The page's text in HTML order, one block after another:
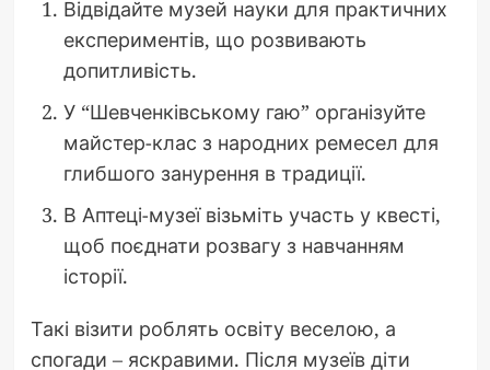
Відвідайте музей науки для практичних
експериментів, що розвивають
допитливість.
У “Шевченківському гаю” організуйте
майстер-клас з народних ремесел для
глибшого занурення в традиції.
В Аптеці-музеї візьміть участь у квесті,
щоб поєднати розвагу з навчанням
історії.
Такі візити роблять освіту веселою, а
спогади – яскравими. Після музеїв діти